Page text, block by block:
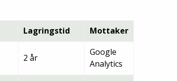
Lagringstid Mottaker
2 år
Google
Analytics